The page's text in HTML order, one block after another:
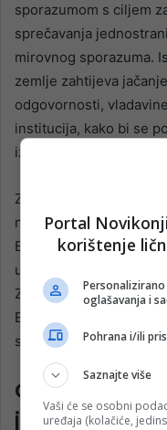
sporazumom s ciljem
sprečavanja
mirovnog sporazuma.
zemlje zahtijeva
odgovornosti,
institucija, kako bi se
izbjegla percepcija
Zbog toga je od
novog visokog
Bosni i Hercegovini i
unije u regionu.
Zapadnog Balkana
Evrope, jer ovaj
sigurnosnih područja
Oligarhija,
javnih resursa
Portal
korištenje
oglašavanja i
Pohrana i/ili
Saznajte više
Vaši će se osobni
uređaja (kolačiće,